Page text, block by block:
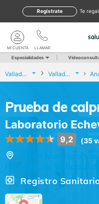
te
Regístrate
LLAMAR
MI CUENTA
Especialidades
Valladolid Valladolid
Prueba de
Laboratorio
9,2 (35
Registro